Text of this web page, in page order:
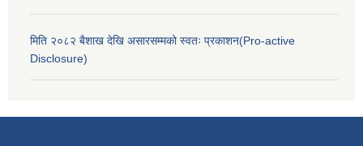
मिति २०८२ बैशाख देखि असारसम्मको स्वतः प्रकाशन(Pro-active
Disclosure)